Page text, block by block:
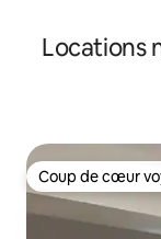
Locations
Coup de cœur
Coup de cœur